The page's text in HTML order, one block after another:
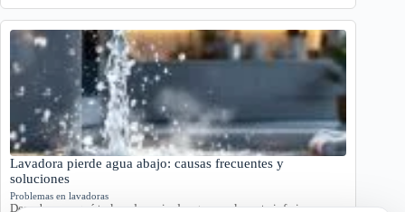
Lavadora pierde agua abajo: causas frecuentes y
soluciones
Problemas en lavadoras
Descubre por qué tu lavadora pierde agua por la parte inferior con